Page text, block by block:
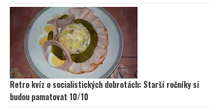
Retro kvíz o socialistických dobrotách: Starší ročníky si
budou pamatovat 10/10